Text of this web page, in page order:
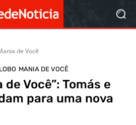
de Você
MANIA DE VOCÊ
de Você”: Tomás e
para uma nova